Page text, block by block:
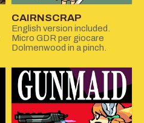
CAIRNSCRAP
English version included.
Micro GDR per giocare
Dolmenwood in a pinch.